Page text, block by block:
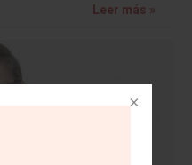
Leer más »